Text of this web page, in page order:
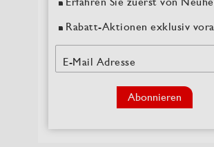
Rabatt-Aktionen exklusiv
E-Mail Adresse
Abonnieren